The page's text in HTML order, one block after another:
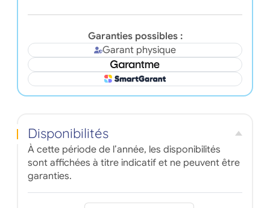
Garanties possibles :
Garant physique
Disponibilités
À cette période de l’année, les disponibilités
sont affichées à titre indicatif et ne peuvent être
garanties.